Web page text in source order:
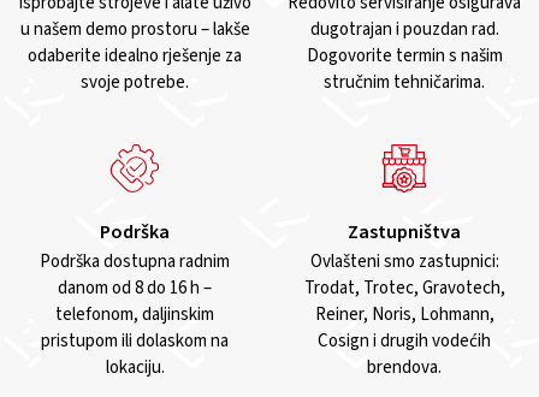
u našem demo prostoru – lakše
odaberite idealno rješenje za
svoje potrebe.
dugotrajan i pouzdan rad.
Dogovorite termin s našim
stručnim tehničarima.
Podrška
Podrška dostupna radnim
danom od 8 do 16 h –
telefonom, daljinskim
pristupom ili dolaskom na
lokaciju.
Zastupništva
Ovlašteni smo zastupnici:
Trodat, Trotec, Gravotech,
Reiner, Noris, Lohmann,
Cosign i drugih vodećih
brendova.